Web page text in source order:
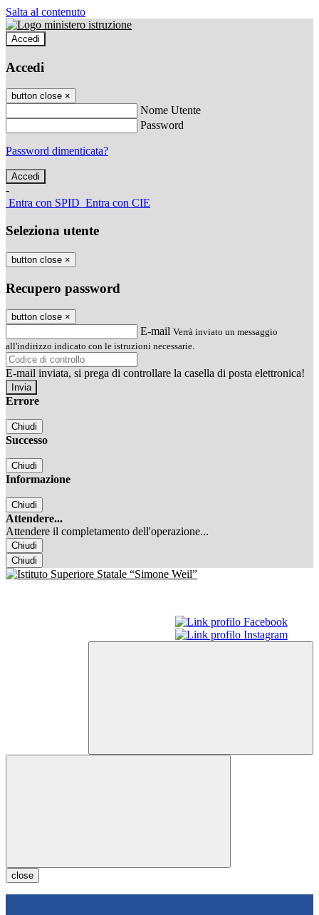
Salta al contenuto
Accedi
Accedi
button close ×
Nome Utente
Password
Password dimenticata?
-
Entra con SPID Entra con CIE
Seleziona utente
button close ×
Recupero password
button close ×
E-mail Verrà inviato un messaggio
all'indirizzo indicato con le istruzioni necessarie.
E-mail inviata, si prega di controllare la casella di posta elettronica!
Errore
Chiudi
Successo
Chiudi
Informazione
Chiudi
Attendere...
Attendere il completamento dell'operazione...
Chiudi
Chiudi
close